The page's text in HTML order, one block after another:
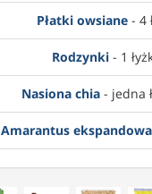
Płatki owsiane- 4
Rodzynki- 1
Nasiona chia- jedna
Amarantus